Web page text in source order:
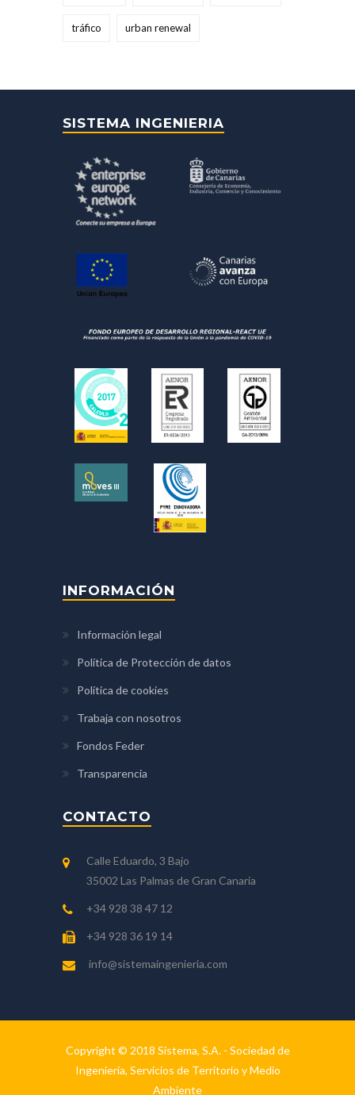
tráfico urban renewal
SISTEMA INGENIERIA
INFORMACIÓN
Información legal
Política de Protección de datos
Política de cookies
Trabaja con nosotros
Fondos Feder
Transparencia
CONTACTO
Calle Eduardo, 3 Bajo
35002 Las Palmas de Gran Canaria
+34 928 38 47 12
+34 928 36 19 14
info@sistemaingenieria.com
Copyright © 2018 Sistema, S.A. - Sociedad de
Ingeniería, Servicios de Territorio y Medio
Ambiente